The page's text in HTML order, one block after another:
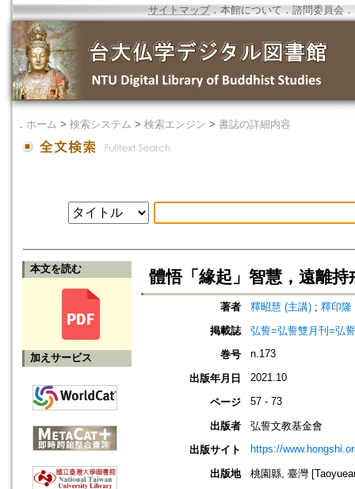
サイトマップ．本館について ． 諮問委員会 ．
． ホーム > 検索システム > 検索エンジン > 書誌の詳細内容
本文を読む
加えサービス
體悟「緣起」智慧，遠離
著者 釋昭慧 (主講) ; 釋印隆
掲載誌
弘誓=弘誓雙月刊=弘
巻号
n.173
出版年月日 2021.10
ページ 57 - 73
出版者
弘誓文教基金會
出版サイト
https://
出版地
桃園縣, 臺灣